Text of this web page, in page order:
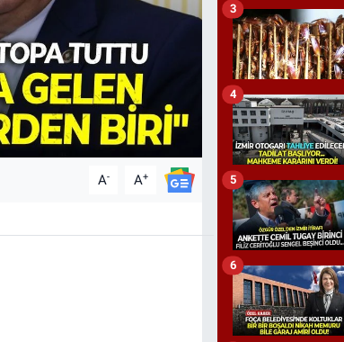
A- A+
3
4
5
6